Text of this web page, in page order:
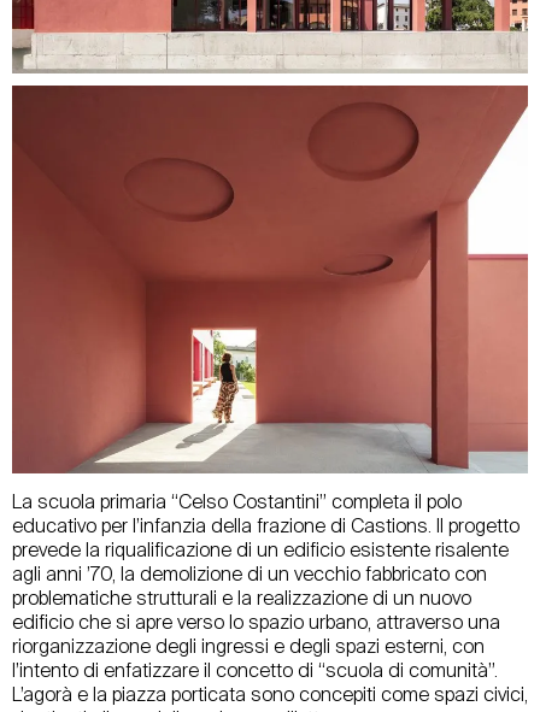
La scuola primaria “Celso Costantini” completa il polo
educativo per l’infanzia della frazione di Castions. Il progetto
prevede la riqualificazione di un edificio esistente risalente
agli anni ’70, la demolizione di un vecchio fabbricato con
problematiche strutturali e la realizzazione di un nuovo
edificio che si apre verso lo spazio urbano, attraverso una
riorganizzazione degli ingressi e degli spazi esterni, con
l’intento di enfatizzare il concetto di “scuola di comunità”.
L’agorà e la piazza porticata sono concepiti come spazi civici,